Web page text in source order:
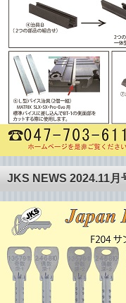
JKS NEWS 2024.11月